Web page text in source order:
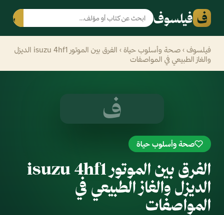
ف فيلسوف بحث
فيلسوف › صحة وأسلوب حياة
› الفرق بين الموتور isuzu 4hf1 الديزل
والغاز الطبيعي في المواصفات
ف
صحة وأسلوب حياة
الفرق بين الموتور isuzu 4hf1
الديزل والغاز الطبيعي في
المواصفات